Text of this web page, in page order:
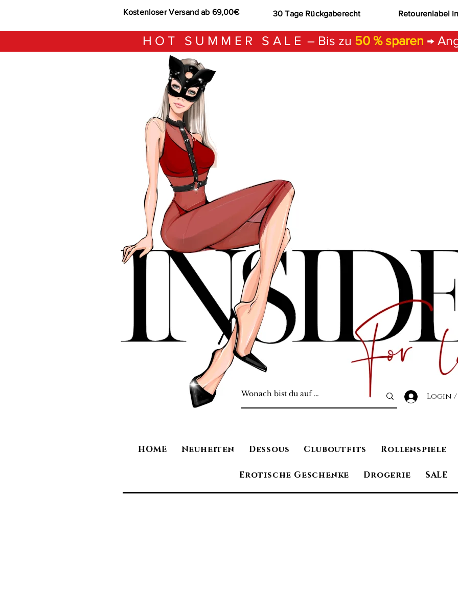
Kostenloser Versand ab 69,00€ 30 Tage Rückgaberecht Retourenlabel
HOT SUMMER SALE – Bis zu 50 % sparen →
Login /
HOME Neuheiten Dessous Cluboutfits Rollenspiele
Erotische Geschenke Drogerie SALE